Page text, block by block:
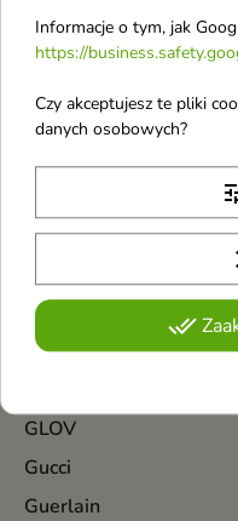
G
GROWUS
Garnier
Gillette
GLOV
Gucci
Guerlain
100 ml
Woda toaletowa dla kobiet
92,69 zł
Informacje o tym, jak
https://
Czy akceptujesz te pliki
danych osobowych?
done_all